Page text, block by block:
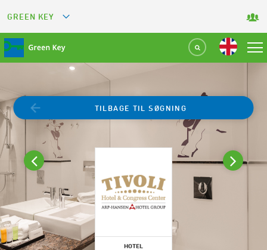
GREEN KEY
GREEN RESTAURANT
GREEN SPORT FACILITY
GREEN TOURISM ORGANIZATION
GREEN CAMPING
GREEN ATTRACTION
HOTEL
TILBAGE TIL SØGNING